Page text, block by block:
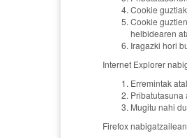
Cookie
Cookie
helbidearen
Iragazki hori
Internet Explorer
Erremintak
Pribatutasuna
Mugitu nahi
Firefox